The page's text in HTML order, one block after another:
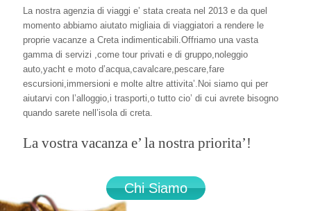
La nostra agenzia di viaggi e’ stata creata nel 2013 e da quel
momento abbiamo aiutato migliaia di viaggiatori a rendere le
proprie vacanze a Creta indimenticabili.Offriamo una vasta
gamma di servizi ,come tour privati e di gruppo,noleggio
auto,yacht e moto d’acqua,cavalcare,pescare,fare
escursioni,immersioni e molte altre attivita’.Noi siamo qui per
aiutarvi con l’alloggio,i trasporti,o tutto cio’ di cui avrete bisogno
quando sarete nell’isola di creta.
La vostra vacanza e’ la nostra priorita’!
Chi Siamo